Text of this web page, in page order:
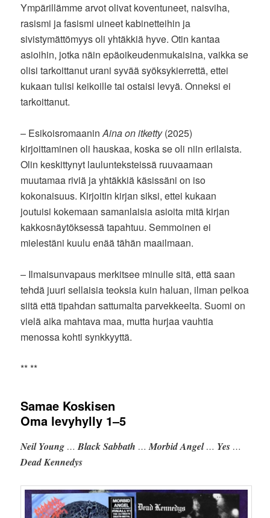
Ympärillämme arvot olivat koventuneet, naisviha,
rasismi ja fasismi uineet kabinetteihin ja
sivistymättömyys oli yhtäkkiä hyve. Otin kantaa
asioihin, jotka näin epäoikeudenmukaisina, vaikka se
olisi tarkoittanut urani syvää syöksykierrettä, ettei
kukaan tulisi keikoille tai ostaisi levyä. Onneksi ei
tarkoittanut.
– EsikoisromaaninAina on itketty(2025)
kirjoittaminen oli hauskaa, koska se oli niin erilaista.
Olin keskittynyt laulunteksteissä ruuvaamaan
muutamaa riviä ja yhtäkkiä käsissäni on iso
kokonaisuus. Kirjoitin kirjan siksi, ettei kukaan
joutuisi kokemaan samanlaisia asioita mitä kirjan
kakkosnäytöksessä tapahtuu. Semmoinen ei
mielestäni kuulu enää tähän maailmaan.
– Ilmaisunvapaus merkitsee minulle sitä, että saan
tehdä juuri sellaisia teoksia kuin haluan, ilman pelkoa
siitä että tipahdan sattumalta parvekkeelta. Suomi on
vielä aika mahtava maa, mutta hurjaa vauhtia
menossa kohti synkkyyttä.
** **
Samae Koskisen
Oma levyhylly 1–5
Neil Young …Black Sabbath …Morbid Angel… Yes …
Dead Kennedys